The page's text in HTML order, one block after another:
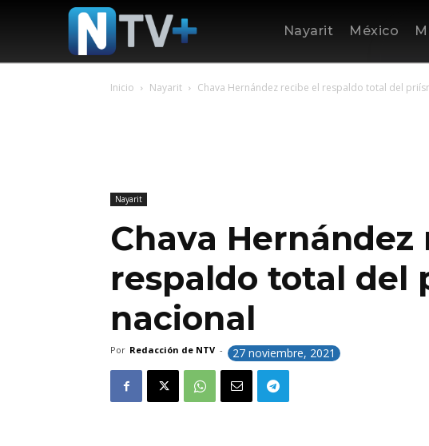
Nayarit México
Inicio Nayarit Chava Hernández recibe el respaldo total del
Nayarit
Chava Hernández
respaldo total del
nacional
Por Redacción de NTV - 27 noviembre, 2021